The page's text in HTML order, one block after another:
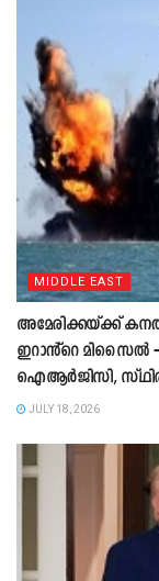
MIDDLE EAST
അമേരിക്കയ്ക്ക്
ഇറാൻ്റെ മിസൈൽ
ഐആർജിസി,
JULY 18, 2026